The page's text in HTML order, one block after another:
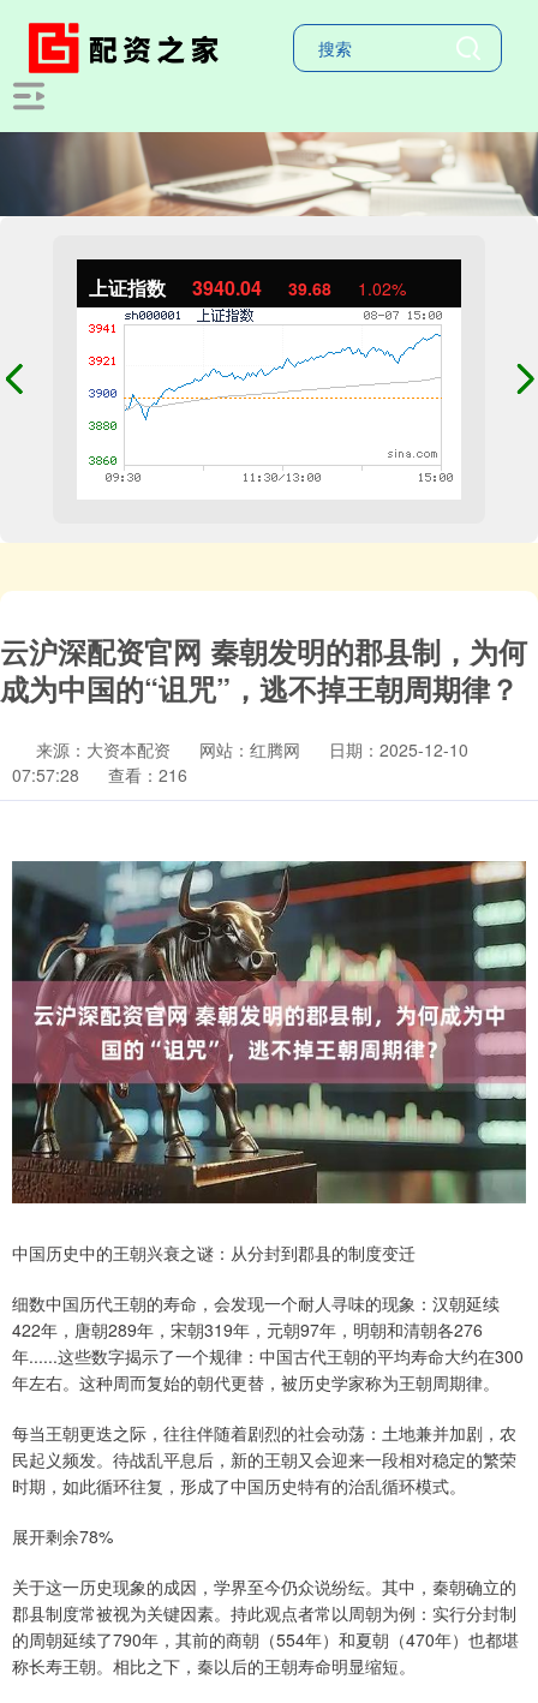
上证指数 3940.04 39.68 1.02%
云沪深配资官网 秦朝发明的郡县制，为何
成为中国的“诅咒”，逃不掉王朝周期律？
来源：大资本配资 网站：红腾网
日期：2025-12-10
07:57:28
查看：216
中国历史中的王朝兴衰之谜：从分封到郡县的制度变迁
细数中国历代王朝的寿命，会发现一个耐人寻味的现象：汉朝延续
422年，唐朝289年，宋朝319年，元朝97年，明朝和清朝各276
年......这些数字揭示了一个规律：中国古代王朝的平均寿命大约在300
年左右。这种周而复始的朝代更替，被历史学家称为王朝周期律。
每当王朝更迭之际，往往伴随着剧烈的社会动荡：土地兼并加剧，农
民起义频发。待战乱平息后，新的王朝又会迎来一段相对稳定的繁荣
时期，如此循环往复，形成了中国历史特有的治乱循环模式。
展开剩余78%
关于这一历史现象的成因，学界至今仍众说纷纭。其中，秦朝确立的
郡县制度常被视为关键因素。持此观点者常以周朝为例：实行分封制
的周朝延续了790年，其前的商朝（554年）和夏朝（470年）也都堪
称长寿王朝。相比之下，秦以后的王朝寿命明显缩短。